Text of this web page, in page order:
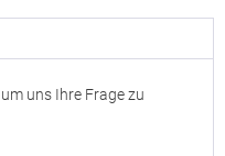
uns Ihre Frage zu